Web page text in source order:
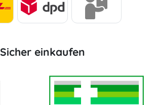
Sicher einkaufen